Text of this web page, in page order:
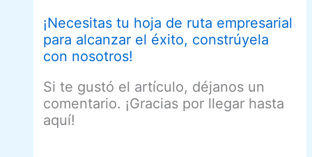
¡Necesitas tu hoja de ruta empresarial
para alcanzar el éxito, constrúyela
con nosotros!
Si te gustó el artículo, déjanos un
comentario. ¡Gracias por llegar hasta
aquí!